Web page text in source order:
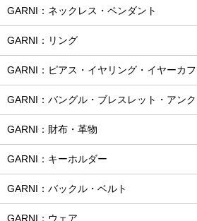
GARNI：ネックレス・ペンダント
GARNI：リング
GARNI：ピアス・イヤリング・イヤーカフ
GARNI：バングル・ブレスレット・アンク
GARNI：財布・革物
GARNI：キーホルダー
GARNI：バックル・ベルト
GARNI：ウェア